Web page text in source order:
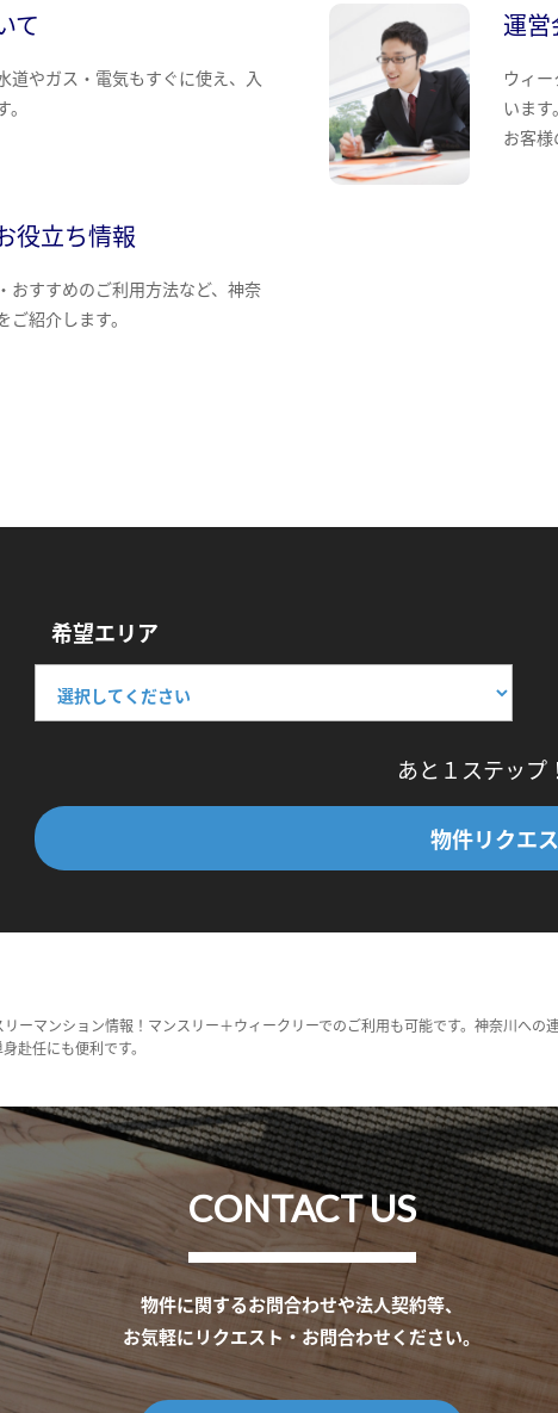
て
道やガス・電気もすぐに使え、入
運営
ウィ
います。
お客様
役立ち情報
おすすめのご利用方法など、神奈
紹介します。
希望エリア
あと１ステップ
物件リクエ
ーマンション情報！マンスリー＋ウィークリーでのご利用も可能です。神奈川へ
赴任にも便利です。
CONTACT US
物件に関するお問合わせや法人契約等、
お気軽にリクエスト・お問合わせください。